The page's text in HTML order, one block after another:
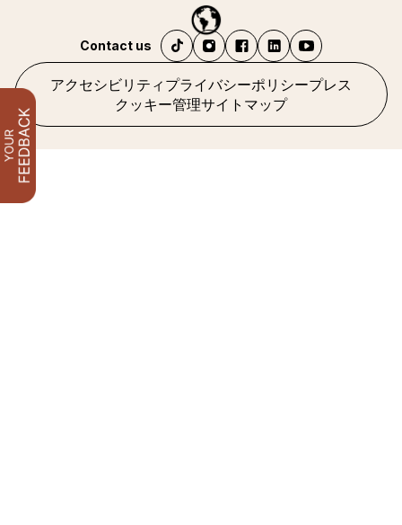
アクセシビリティ プライバシーポリシープレス
クッキー管理サイトマップ
Contact us